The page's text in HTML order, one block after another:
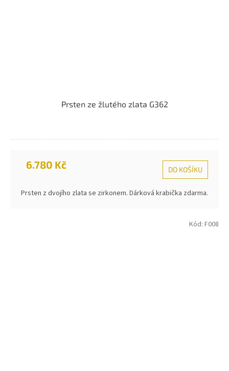
Prsten ze žlutého zlata G362
6.780 Kč DO KOŠÍKU
Prsten z dvojího zlata se zirkonem. Dárková krabička zdarma.
Kód: F008